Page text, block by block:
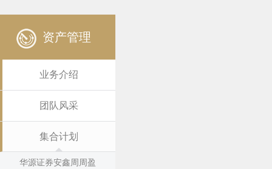
资产管理
业务介绍
团队风采
集合计划
华源证券安鑫周周盈